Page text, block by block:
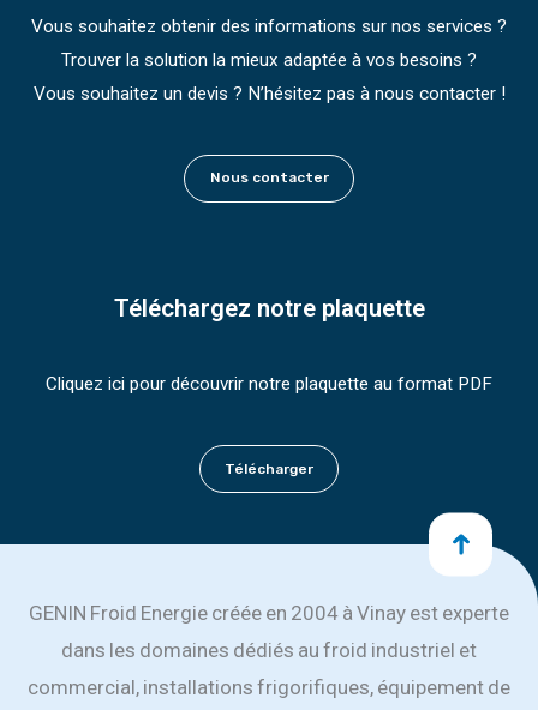
Vous souhaitez obtenir des informations sur nos services ?
Trouver la solution la mieux adaptée à vos besoins ?
Vous souhaitez un devis ? N’hésitez pas à nous contacter !
Nous contacter
Téléchargez notre plaquette
Cliquez ici pour découvrir notre plaquette au format PDF
Télécharger
GENIN Froid Energie créée en 2004 à Vinay est experte
dans les domaines dédiés au froid industriel et
commercial, installations frigorifiques, équipement de